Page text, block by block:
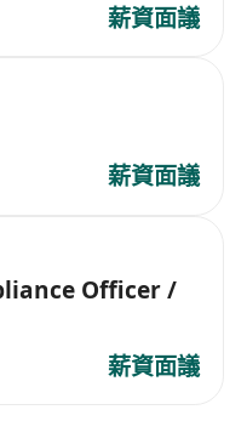
薪資面議
薪資面議
薪資面議